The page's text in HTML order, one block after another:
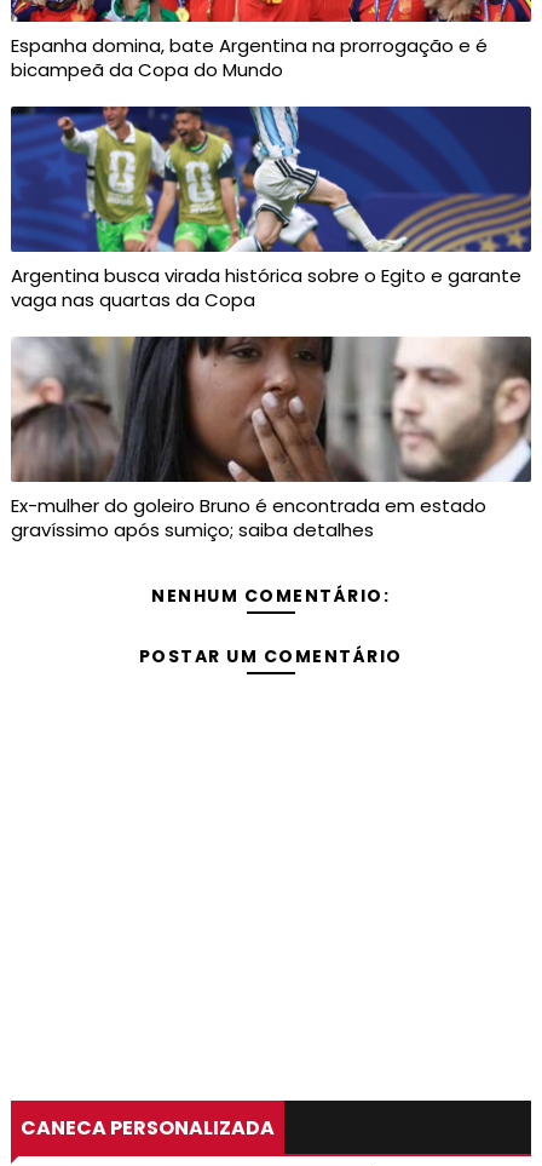
Espanha domina, bate Argentina na prorrogação e é
bicampeã da Copa do Mundo
Argentina busca virada histórica sobre o Egito e garante
vaga nas quartas da Copa
Ex-mulher do goleiro Bruno é encontrada em estado
gravíssimo após sumiço; saiba detalhes
NENHUM COMENTÁRIO:
POSTAR UM COMENTÁRIO
CANECA PERSONALIZADA